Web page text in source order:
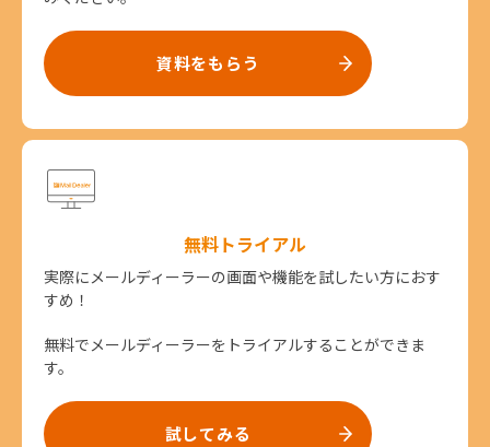
資料をもらう
無料トライアル
実際にメールディーラーの画面や機能を試したい方におす
すめ！
無料でメールディーラーをトライアルすることができま
す。
試してみる